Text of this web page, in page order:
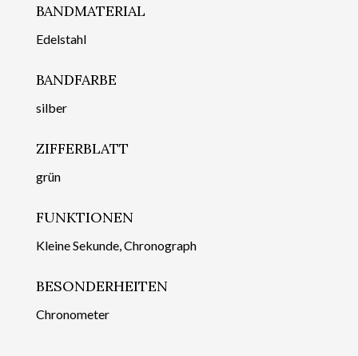
BANDMATERIAL
Edelstahl
BANDFARBE
silber
ZIFFERBLATT
grün
FUNKTIONEN
Kleine Sekunde, Chronograph
BESONDERHEITEN
Chronometer